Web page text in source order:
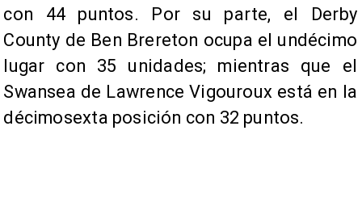
con 44 puntos. Por su parte, el Derby
County de Ben Brereton ocupa el undécimo
lugar con 35 unidades; mientras que el
Swansea de Lawrence Vigouroux está en la
décimosexta posición con 32 puntos.